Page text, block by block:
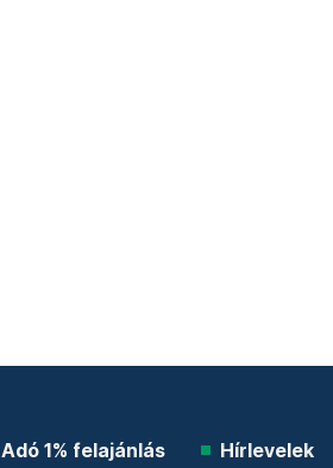
Adó 1% felajánlás Hírlevelek